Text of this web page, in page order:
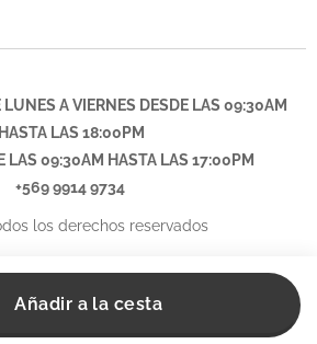
Añadir a la cesta
A VIERNES DESDE LAS 09:30AM
HASTA LAS 18:00PM
LAS 09:30AM HASTA LAS 17:00PM
+569 9914 9734
los derechos reservados